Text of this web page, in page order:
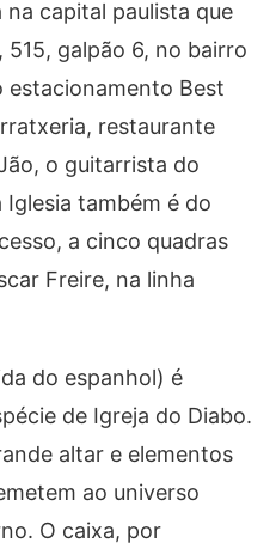
capital paulista que
galpão 6, no bairro
estacionamento Best
restaurante
o guitarrista do
Iglesia também é do
a cinco quadras
Freire, na linha
do espanhol) é
de Igreja do Diabo.
altar e elementos
ao universo
O caixa, por